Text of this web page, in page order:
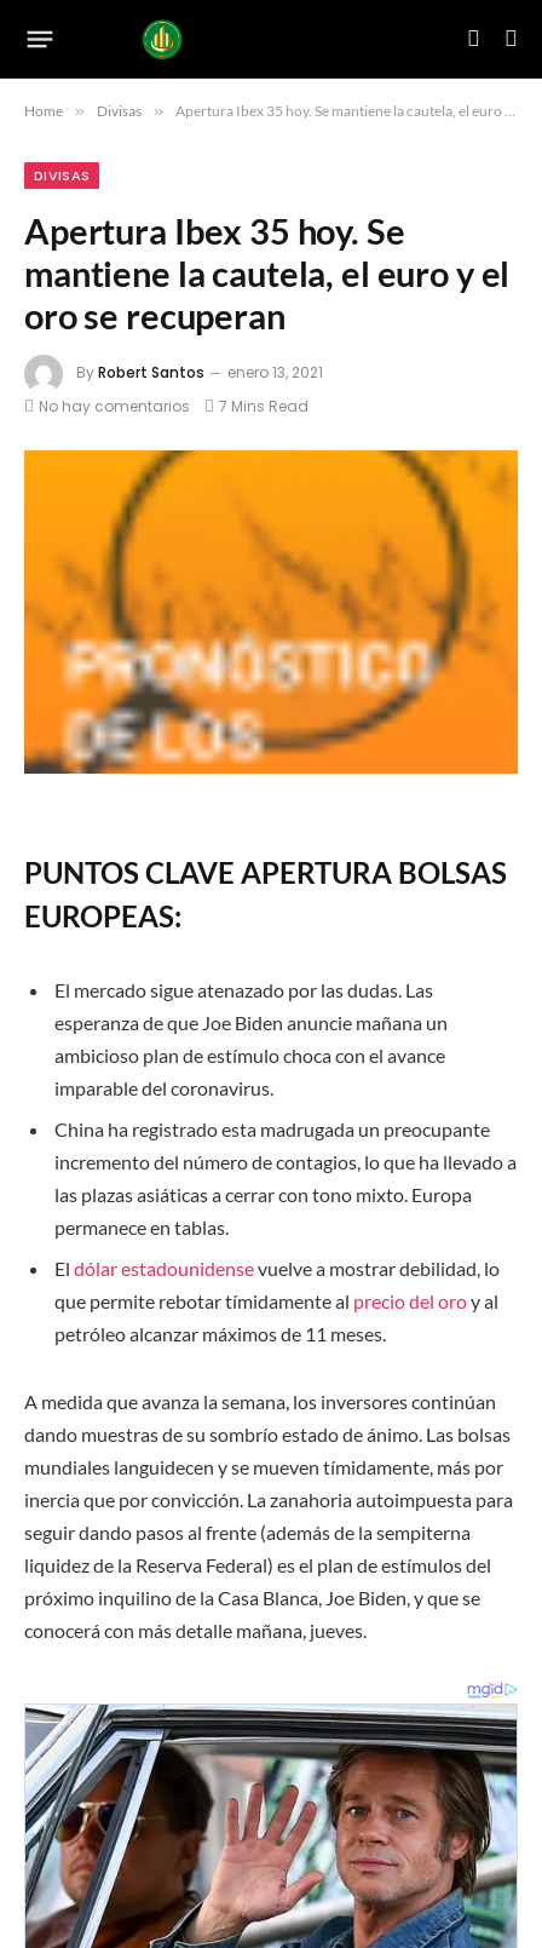
Home » Divisas » Apertura Ibex 35 hoy. Se mantiene la cautela, el euro y el oro se recuperan
DIVISAS
Apertura Ibex 35 hoy. Se
mantiene la cautela, el euro y el
oro se recuperan
ByRobert Santos
enero 13, 2021
No hay comentarios
7 Mins Read
PUNTOS CLAVE APERTURA BOLSAS
EUROPEAS:
El mercado sigue atenazado por las dudas. Las
esperanza de que Joe Biden anuncie mañana un
ambicioso plan de estímulo choca con el avance
imparable del coronavirus.
China ha registrado esta madrugada un preocupante
incremento del número de contagios, lo que ha llevado a
las plazas asiáticas a cerrar con tono mixto. Europa
permanece en tablas.
El dólar estadounidensevuelve a mostrar debilidad, lo
que permite rebotar tímidamente al precio del oroy al
petróleo alcanzar máximos de 11 meses.
A medida que avanza la semana, los inversores continúan
dando muestras de su sombrío estado de ánimo. Las bolsas
mundiales languidecen y se mueven tímidamente, más por
inercia que por convicción. La zanahoria autoimpuesta para
seguir dando pasos al frente (además de la sempiterna
liquidez de la Reserva Federal) es el plan de estímulos del
próximo inquilino de la Casa Blanca, Joe Biden, y que se
conocerá con más detalle mañana, jueves.